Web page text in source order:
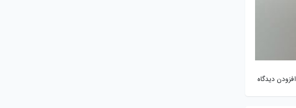
افزودن دیدگاه